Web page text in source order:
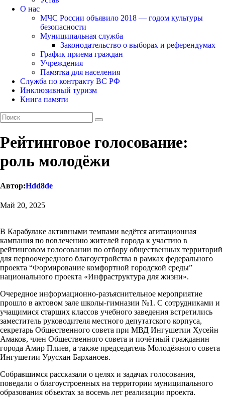
О нас
МЧС России объявило 2018 — годом культуры
безопасности
Муниципальная служба
Законодательство о выборах и референдумах
График приема граждан
Учреждения
Памятка для населения
Служба по контракту ВС РФ
Инклюзивный туризм
Книга памяти
Рейтинговое голосование:
роль молодëжи
Автор:Hdd8de
Май 20, 2025
В Карабулаке активными темпами ведëтся агитационная
кампания по вовлечению жителей города к участию в
рейтинговом голосовании по отбору общественных территорий
для первоочередного благоустройства в рамках федерального
проекта “Формирование комфортной городской среды”
национального проекта «Инфраструктура для жизни».
Очередное информационно-разъяснительное мероприятие
прошло в актовом зале школы-гимназии №1. С сотрудниками и
учащимися старших классов учебного заведения встретились
заместитель руководителя местного депутатского корпуса,
секретарь Общественного совета при МВД Ингушетии Хусейн
Амаков, член Общественного совета и почётный гражданин
города Амир Плиев, а также председатель Молодëжного совета
Ингушетии Урусхан Барханоев.
Собравшимся рассказали о целях и задачах голосования,
поведали о благоустроенных на территории муниципального
образования объектах за восемь лет реализации проекта.